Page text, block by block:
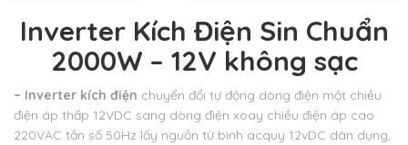
Inverter Kích Điện Sin Chuẩn
2000W – 12V không sạc
– Inverter kích điện chuyển đổi tự động dòng điện một chiều
điện áp thấp 12VDC sang dòng điện xoay chiều điện áp cao
220VAC tần số 50Hz lấy nguồn từ bình acquy 12vDC dân dụng,